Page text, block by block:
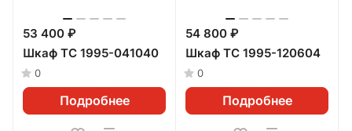
53 400 ₽
Шкаф ТС 1995-041040
0
Подробнее
54 800 ₽
Шкаф ТС 1995-120604
0
Подробнее